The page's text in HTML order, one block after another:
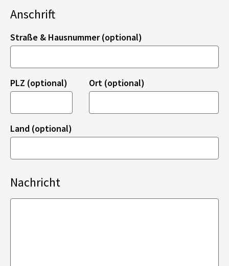
Anschrift
Straße & Hausnummer (optional)
PLZ (optional) Ort (optional)
Land (optional)
Nachricht